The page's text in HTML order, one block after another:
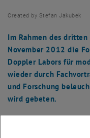
Created by Stefan Jakubek
Im Rahmen des
November 2012 die
Doppler Labors für
wieder durch
und Forschung
wird gebeten.